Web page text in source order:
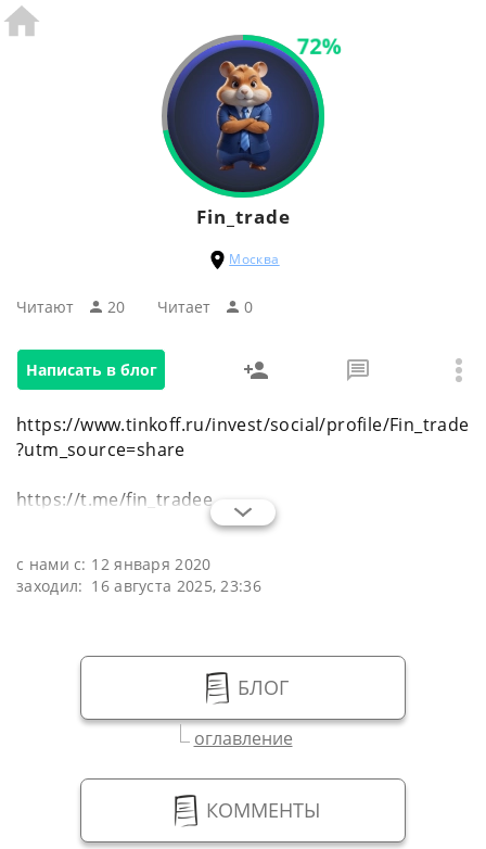
72%
Fin_trade
Москва
Читают 20 Читаeт 0
Написать в блог
https://www.tinkoff.ru/invest/social/profile/Fin_trade
?utm_source=share
https://t.me/fin_tradee
с нами с: 12 января 2020
заходил: 16 августа 2025, 23:36
БЛОГ
оглавление
КОММЕНТЫ